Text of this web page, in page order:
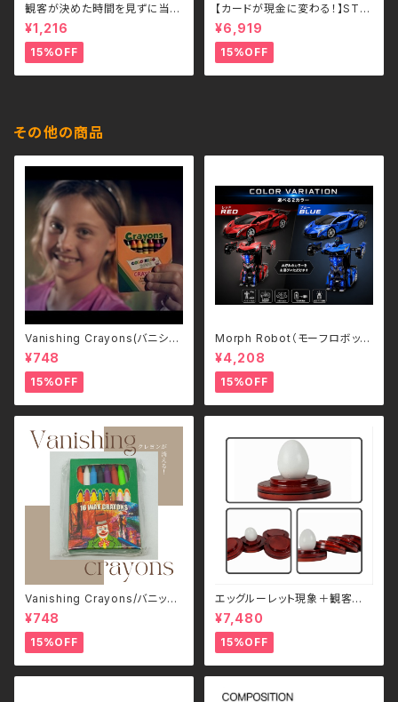
観客が決めた時間を見ずに当て
る - Guess the Time
¥1,216
15%OFF
【カードが現金に変わる！】STA
SH – John Cheung （各色）
¥6,919
15%OFF
その他の商品
Vanishing Crayons(バニシン
グ・クレヨン)
¥748
15%OFF
Morph Robot（モーフロボッ
ト）｜ボタンひとつで瞬間変形！
スポーツカー＆ロボット 2WAY
ラジコン（2.4GHz・USB充電
式）
¥4,208
15%OFF
Vanishing Crayons/バニッシ
¥748
15%OFF
エッグルーレット現象＋観客参
加型サスペンス – JL MAGIC／
JL EGG ROULETTE - 日本語
補足解説付き
¥7,480
15%OFF